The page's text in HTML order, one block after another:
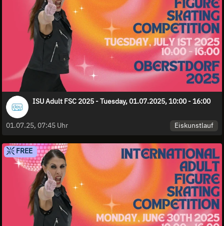
ISU Adult FSC 2025 - Tuesday, 01.07.2025, 10:00 - 16:00
01.07.25, 07:45 Uhr Eiskunstlauf
FREE